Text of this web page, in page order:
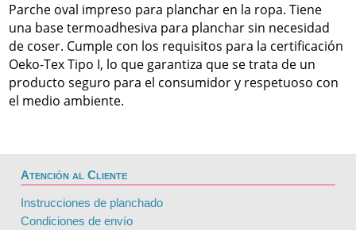
Parche oval impreso para planchar en la ropa. Tiene
una base termoadhesiva para planchar sin necesidad
de coser. Cumple con los requisitos para la certificación
Oeko-Tex Tipo I, lo que garantiza que se trata de un
producto seguro para el consumidor y respetuoso con
el medio ambiente.
Atención al Cliente
Instrucciones de planchado
Condiciones de envío